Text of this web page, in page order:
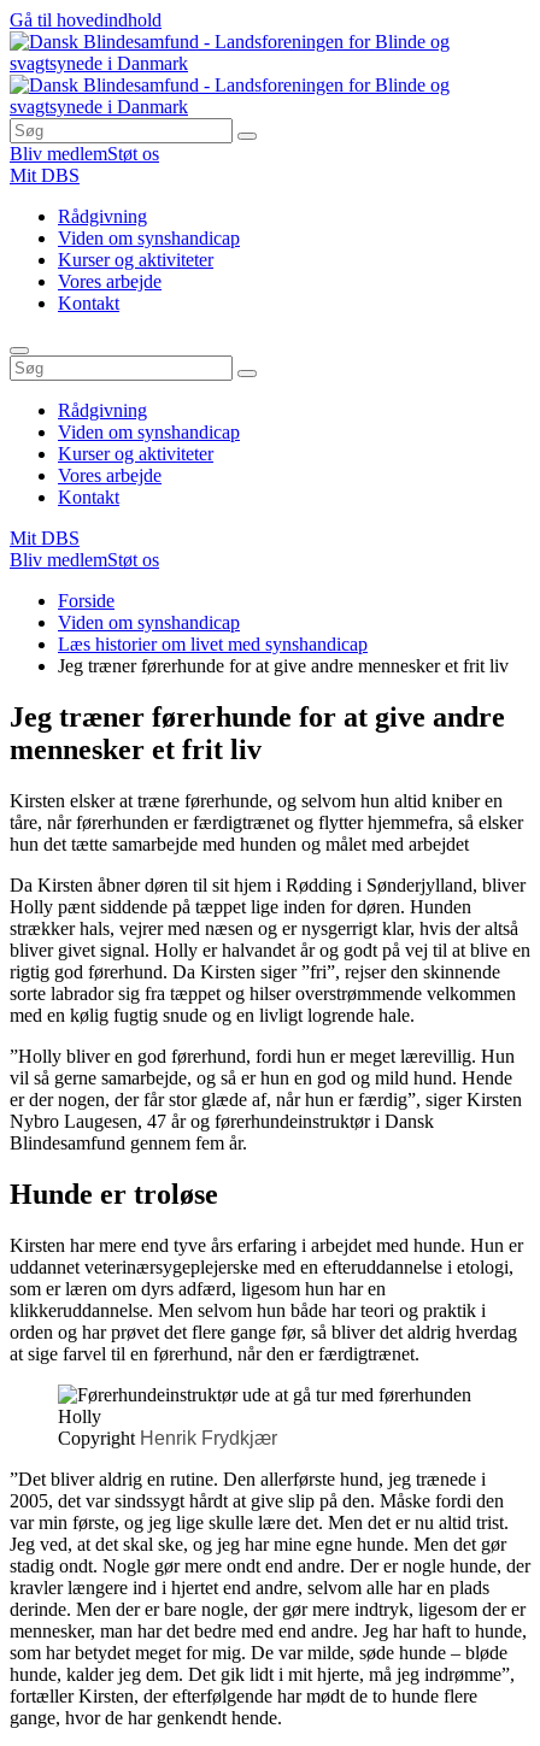
Gå til hovedindhold
Bliv medlemStøt os
Mit DBS
Rådgivning
Viden om synshandicap
Kurser og aktiviteter
Vores arbejde
Kontakt
Rådgivning
Viden om synshandicap
Kurser og aktiviteter
Vores arbejde
Kontakt
Mit DBS
Bliv medlemStøt os
Forside
Viden om synshandicap
Læs historier om livet med synshandicap
Jeg træner førerhunde for at give andre mennesker et frit liv
Jeg træner førerhunde for at give andre
mennesker et frit liv
Kirsten elsker at træne førerhunde, og selvom hun altid kniber en
tåre, når førerhunden er færdigtrænet og flytter hjemmefra, så elsker
hun det tætte samarbejde med hunden og målet med arbejdet
Da Kirsten åbner døren til sit hjem i Rødding i Sønderjylland, bliver
Holly pænt siddende på tæppet lige inden for døren. Hunden
strækker hals, vejrer med næsen og er nysgerrigt klar, hvis der altså
bliver givet signal. Holly er halvandet år og godt på vej til at blive en
rigtig god førerhund. Da Kirsten siger ”fri”, rejser den skinnende
sorte labrador sig fra tæppet og hilser overstrømmende velkommen
med en kølig fugtig snude og en livligt logrende hale.
”Holly bliver en god førerhund, fordi hun er meget lærevillig. Hun
vil så gerne samarbejde, og så er hun en god og mild hund. Hende
er der nogen, der får stor glæde af, når hun er færdig”, siger Kirsten
Nybro Laugesen, 47 år og førerhundeinstruktør i Dansk
Blindesamfund gennem fem år.
Hunde er troløse
Kirsten har mere end tyve års erfaring i arbejdet med hunde. Hun er
uddannet veterinærsygeplejerske med en efteruddannelse i etologi,
som er læren om dyrs adfærd, ligesom hun har en
klikkeruddannelse. Men selvom hun både har teori og praktik i
orden og har prøvet det flere gange før, så bliver det aldrig hverdag
at sige farvel til en førerhund, når den er færdigtrænet.
Copyright Henrik Frydkjær
”Det bliver aldrig en rutine. Den allerførste hund, jeg trænede i
2005, det var sindssygt hårdt at give slip på den. Måske fordi den
var min første, og jeg lige skulle lære det. Men det er nu altid trist.
Jeg ved, at det skal ske, og jeg har mine egne hunde. Men det gør
stadig ondt. Nogle gør mere ondt end andre. Der er nogle hunde, der
kravler længere ind i hjertet end andre, selvom alle har en plads
derinde. Men der er bare nogle, der gør mere indtryk, ligesom der er
mennesker, man har det bedre med end andre. Jeg har haft to hunde,
som har betydet meget for mig. De var milde, søde hunde – bløde
hunde, kalder jeg dem. Det gik lidt i mit hjerte, må jeg indrømme”,
fortæller Kirsten, der efterfølgende har mødt de to hunde flere
gange, hvor de har genkendt hende.